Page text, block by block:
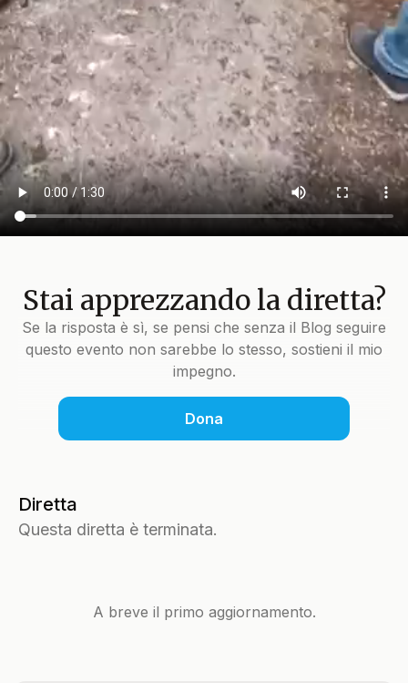
Stai apprezzando la diretta?
Se la risposta è sì, se pensi che senza il Blog seguire
questo evento non sarebbe lo stesso, sostieni il mio
impegno.
Dona
Diretta
Questa diretta è terminata.
A breve il primo aggiornamento.